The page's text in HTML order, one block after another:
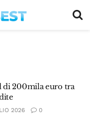
di 200mila euro tra
2026 0